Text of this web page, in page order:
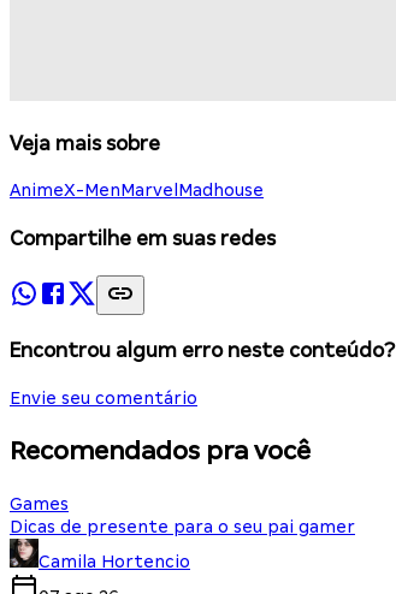
Veja mais sobre
AnimeX-MenMarvel Madhouse
Compartilhe em suas redes
Encontrou algum erro neste conteúdo?
Envie seu comentário
Recomendados pra você
Games
Dicas de presente para o seu pai gamer
Camila Hortencio